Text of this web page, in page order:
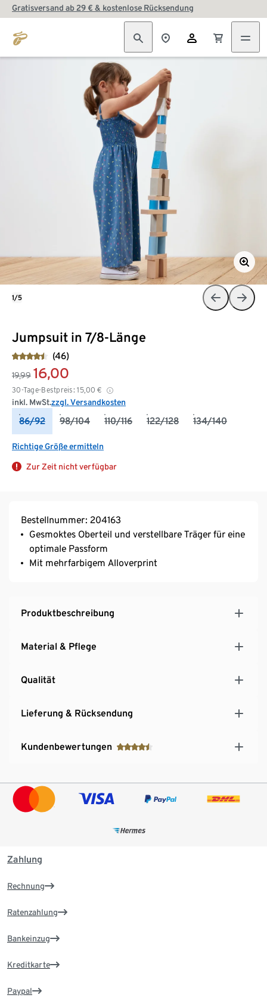
Gratisversand ab 29 € & kostenlose Rücksendung
Jumpsuit in 7/8-Länge
(46)
19,99 16,00
30-Tage-Bestpreis: 15,00 €
inkl. MwSt.zzgl. Versandkosten
86/92 98/104 110/116 122/128 134/140
Richtige Größe ermitteln
Zur Zeit nicht verfügbar
1/5
Bestellnummer: 204163
Gesmoktes Oberteil und verstellbare Träger für eine
optimale Passform
Mit mehrfarbigem Alloverprint
Produktbeschreibung
Material & Pflege
Qualität
Lieferung & Rücksendung
Kundenbewertungen
Zahlung
Rechnung
Ratenzahlung
Bankeinzug
Kreditkarte
Paypal